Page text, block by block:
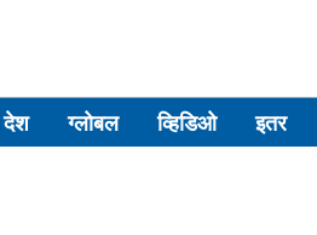
देश ग्लोबल व्हिडिओ इतर